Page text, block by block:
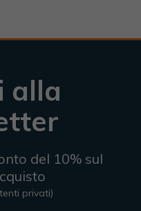
alla
del 10% sul
privati)